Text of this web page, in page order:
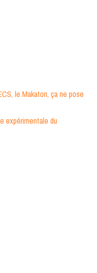
le Makaton, ça ne pose
expérimentale du